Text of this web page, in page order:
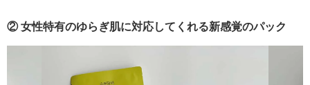
② 女性特有のゆらぎ肌に対応してくれる新感覚のパック